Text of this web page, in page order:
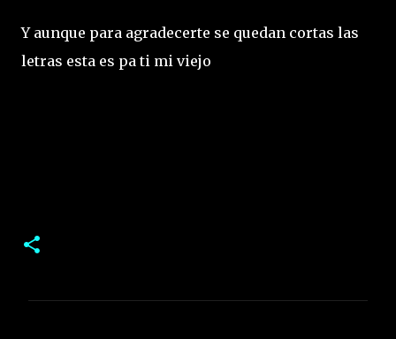
Y aunque para agradecerte se quedan cortas las
letras esta es pa ti mi viejo